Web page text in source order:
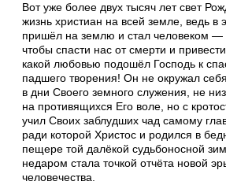
Вот уже более двух тысяч лет свет
жизнь христиан на всей земле, ведь в
пришёл на землю и стал человеком —
чтобы спасти нас от смерти и
какой любовью подошёл Господь к
падшего творения! Он не окружал
в дни Своего земного служения, не
на противящихся Его воле, но с
учил Своих заблудших чад самому
ради которой Христос и родился в
пещере той далёкой судьбоносной
недаром стала точкой отчёта новой
человечества.